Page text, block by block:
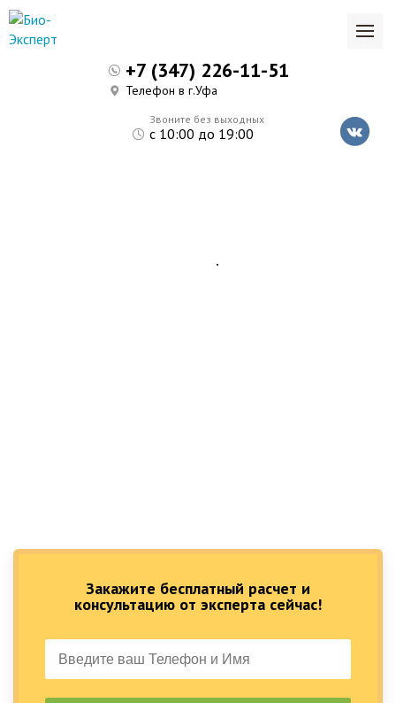
Закажите бесплатный расчет и
консультацию от эксперта сейчас!
Звоните без выходных
с 10:00 до 19:00
+7 (347) 226-11-51
Телефон в г.Уфа